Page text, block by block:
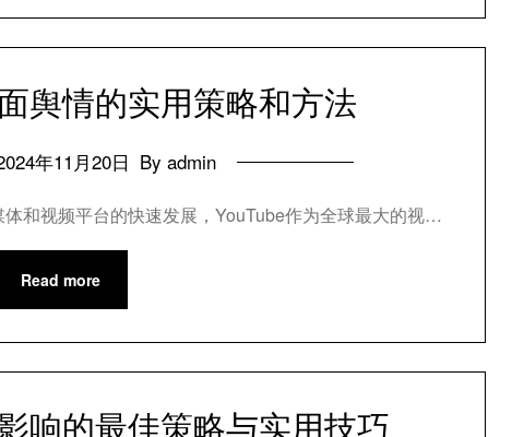
舆情的实用策略和方法
年11月20日 By admin
和视频平台的快速发展，YouTube作为全球最大的视…
Read more
响的最佳策略与实用技巧